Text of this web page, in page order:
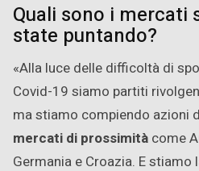
Quali sono i mercati
state puntando?
«Alla luce delle difficoltà di
Covid-19 siamo partiti
ma stiamo compiendo azioni
mercati di prossimità come
Germania e Croazia. E